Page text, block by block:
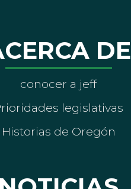
DE
conocer a jeff
legislativas
Historias de Oregón